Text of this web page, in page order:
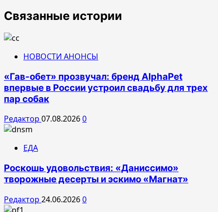
Связанные истории
НОВОСТИ АНОНСЫ
«Гав-обет» прозвучал: бренд AlphaPet
впервые в России устроил свадьбу для трех
пар собак
Редактор 07.08.20260
ЕДА
Роскошь удовольствия: «Даниссимо»
творожные десерты и эскимо «Магнат»
Редактор 24.06.20260